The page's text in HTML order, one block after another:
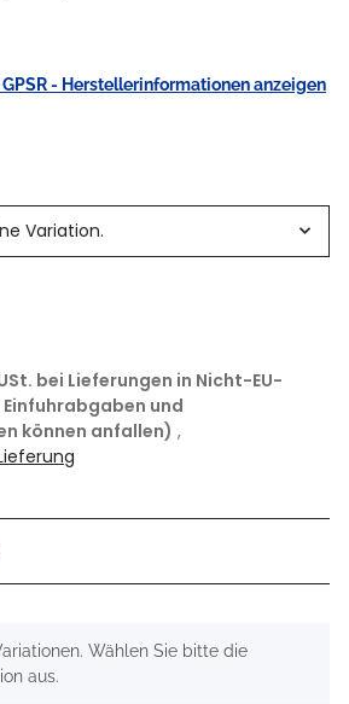
GPSR - Herstellerinformationen anzeigen
Variation.
bei Lieferungen in Nicht-EU-
und
können anfallen) ,
Wählen Sie bitte die
aus.